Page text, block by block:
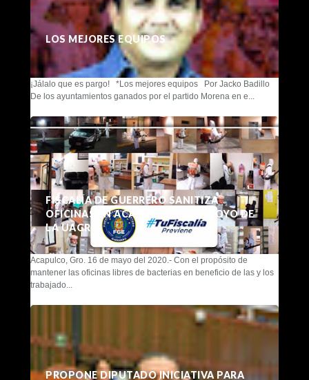
LOS MEJORES EQUIPOS
¡Jálalo que es pargo! *Los mejores equipos Por Jacko Badillo
De los ayuntamientos ganados por el partido Morena en e...
FISCALÍA DE GUERRERO SANITIZA
OFICINAS EN ACAPULCO CON APOYO DE
LA UAGRO
Acapulco, Gro. 16 de mayo del 2020.- Con el propósito de
mantener las oficinas libres de bacterias en beneficio de las y los
trabajado...
PROPONE DIPUTADO INICIATIVA PARA